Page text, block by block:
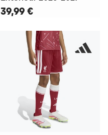
39,99 €